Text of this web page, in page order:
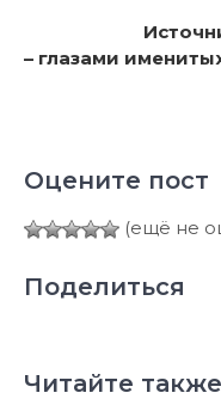
– глазами
Оцените пост
(ещё не
Поделиться
Читайте также